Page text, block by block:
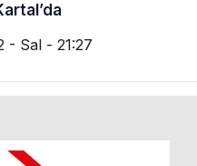
- Sal - 21:27